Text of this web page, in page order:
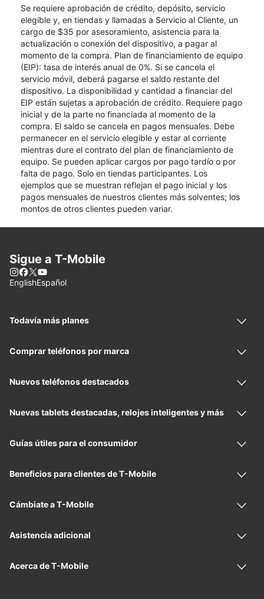
Se requiere aprobación de crédito, depósito, servicio
elegible y, en tiendas y llamadas a Servicio al Cliente, un
cargo de $35 por asesoramiento, asistencia para la
actualización o conexión del dispositivo, a pagar al
momento de la compra. Plan de financiamiento de equipo
(EIP): tasa de interés anual de 0%. Si se cancela el
servicio móvil, deberá pagarse el saldo restante del
dispositivo. La disponibilidad y cantidad a financiar del
EIP están sujetas a aprobación de crédito. Requiere pago
inicial y de la parte no financiada al momento de la
compra. El saldo se cancela en pagos mensuales. Debe
permanecer en el servicio elegible y estar al corriente
mientras dure el contrato del plan de financiamiento de
equipo. Se pueden aplicar cargos por pago tardío o por
falta de pago. Solo en tiendas participantes. Los
ejemplos que se muestran reflejan el pago inicial y los
pagos mensuales de nuestros clientes más solventes; los
montos de otros clientes pueden variar.